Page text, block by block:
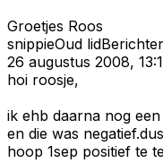
Groetjes Roos
snippieOud lid
26 augustus 2008,
hoi roosje,
ik ehb daarna nog
en die was
hoop 1sep positief te